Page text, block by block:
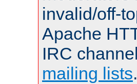
invalid/off-
Apache
IRC
mailing lists.